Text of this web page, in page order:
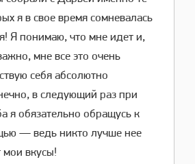
я в свое время сомневалась
Я понимаю, что мне идет и,
мне все это очень
себя абсолютно
в следующий раз при
я обязательно обращусь к
— ведь никто лучше нее
мои вкусы!